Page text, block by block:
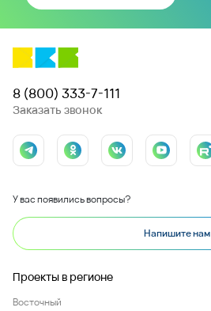
8 (800) 333-7-111
Заказать звонок
У вас появились вопросы?
Напишите нам
Проекты в регионе
Восточный